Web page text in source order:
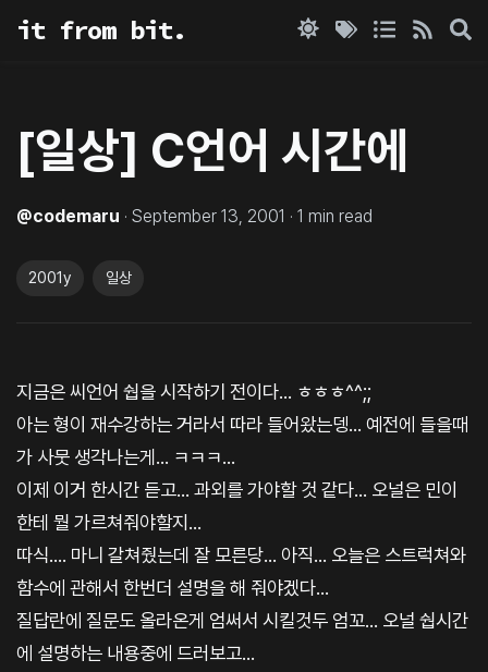
it from bit.
[일상] C언어 시간에
@codemaru · September 13, 2001 · 1 min read
2001y 일상
지금은 씨언어 쉅을 시작하기 전이다... ㅎㅎㅎ^^;;
아는 형이 재수강하는 거라서 따라 들어왔는뎅... 예전에 들을때
가 사뭇 생각나는게... ㅋㅋㅋ...
이제 이거 한시간 듣고... 과외를 가야할 것 같다... 오널은 민이
한테 뭘 가르쳐줘야할지...
따식.... 마니 갈쳐줬는데 잘 모른당... 아직... 오늘은 스트럭쳐와
함수에 관해서 한번더 설명을 해 줘야겠다...
질답란에 질문도 올라온게 엄써서 시킬것두 엄꼬... 오널 쉅시간
에 설명하는 내용중에 드러보고...